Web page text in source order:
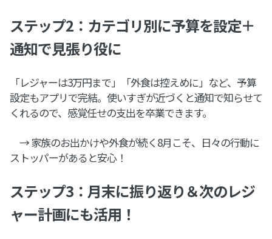
ステップ2：カテゴリ別に予算を設定＋
通知で見張り役に
「レジャーは3万円まで」「外食は控えめに」など、予算
設定もアプリで完結。使いすぎが近づくと通知で知らせて
くれるので、感覚任せの支出を卒業できます。
→ 家族のお出かけや外食が続く8月こそ、日々の行動に
ストッパーがあると安心！
ステップ3：月末に振り返り＆次のレジ
ャー計画にも活用！